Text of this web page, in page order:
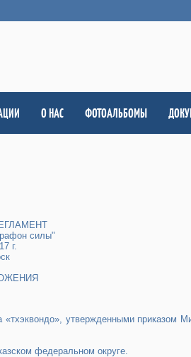
О НАС ФОТОАЛЬБОМЫ
силы"
г.
утвержденными приказом
федеральном округе.